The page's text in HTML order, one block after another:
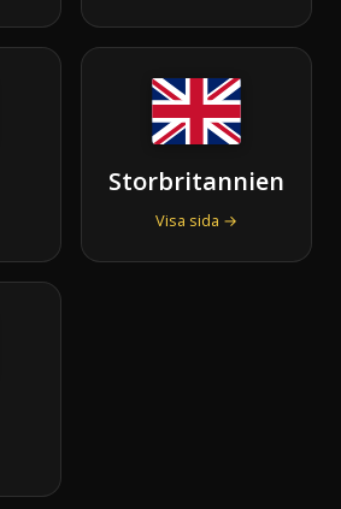
Storbritannien
Visa sida →